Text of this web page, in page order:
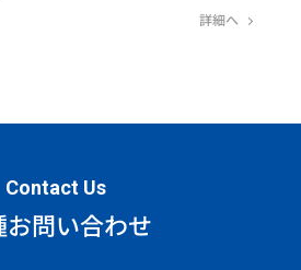
詳細へ
Contact Us
お問い合わせ